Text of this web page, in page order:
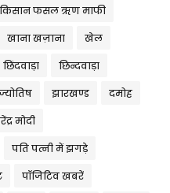
किसान फसल ऋण माफी
खाना खज़ाना खेल
छिंदवाड़ा छिन्दवाड़ा
ज्योतिष झारखण्ड दमोह
मोदी
पति पत्नी में झगड़े
पॉजिटिव खबरें